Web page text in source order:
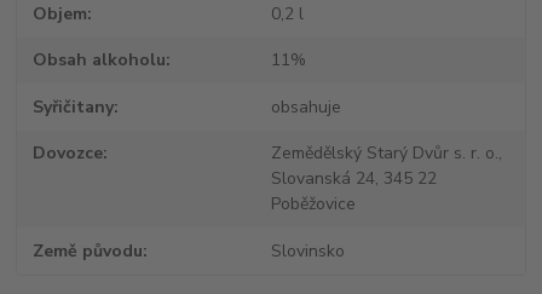
Objem 0,2 l
Obsah alkoholu 11%
Syřičitany obsahuje
Dovozce
Zemědělský Starý Dvůr s. r. o.,
Slovanská 24, 345 22
Poběžovice
Země původu Slovinsko